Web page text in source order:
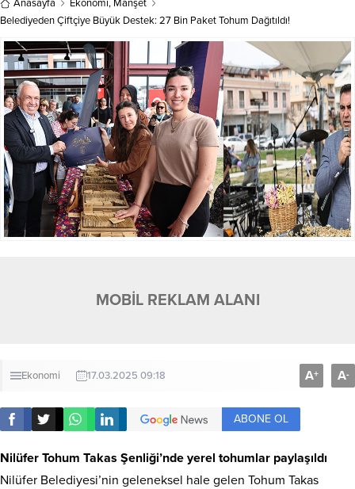
Anasayfa Ekonomi, Manşet
Belediyeden Çiftçiye Büyük Destek: 27 Bin Paket Tohum Dağıtıldı!
MOBİL REKLAM ALANI
Ekonomi 17.03.2025 09:18 A+ A-
ABONE OL
Nilüfer Tohum Takas Şenliği’nde yerel tohumlar paylaşıldı
Nilüfer Belediyesi’nin geleneksel hale gelen Tohum Takas